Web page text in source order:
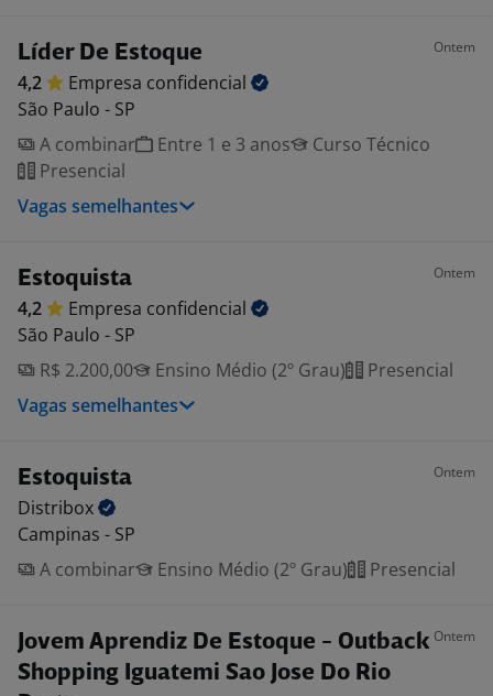
Líder De Estoque Ontem
4,2 Empresa confidencial
São Paulo - SP
A combinar
Entre 1 e 3 anos
Curso Técnico
Presencial
Vagas semelhantes
Estoquista Ontem
4,2 Empresa confidencial
São Paulo - SP
R$ 2.200,00
Ensino Médio (2º Grau)
Presencial
Vagas semelhantes
Estoquista Ontem
Distribox
Campinas - SP
A combinar
Ensino Médio (2º Grau) Presencial
Jovem Aprendiz De Estoque - Outback
Shopping Iguatemi Sao Jose Do Rio
Ontem